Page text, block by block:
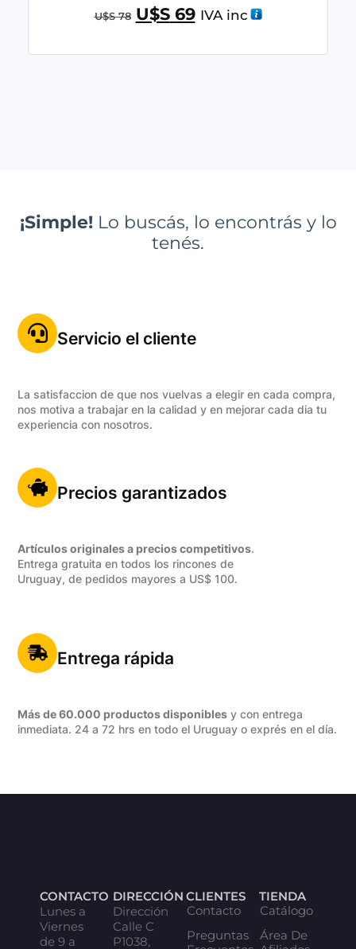
U$S78 U$S69 IVA inc
¡Simple!Lo buscás, lo encontrás y lo
tenés.
Servicio el cliente
La satisfaccion de que nos vuelvas a elegir en cada compra,
nos motiva a trabajar en la calidad y en mejorar cada dia tu
experiencia con nosotros.
Precios garantizados
Artículos originales a precios competitivos.
Entrega gratuita en todos los rincones de
Uruguay, de pedidos mayores a US$ 100.
Entrega rápida
Más de 60.000 productos disponibles y con entrega
inmediata. 24 a 72 hrs en todo el Uruguay o exprés en el día.
CONTACTO
Lunes a
Viernes
de 9 a
DIRECCIÓN
Dirección
Calle C
P1038,
CLIENTES
Contacto
Preguntas
TIENDA
Catálogo
Área De